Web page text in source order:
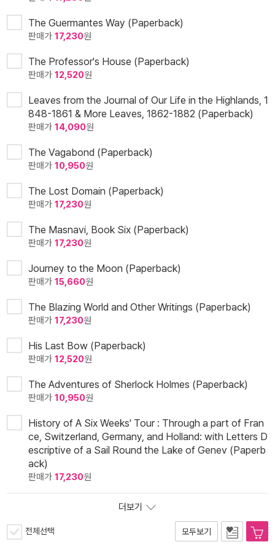
The Guermantes Way (Paperback)
판매가 17,230원
The Professor's House (Paperback)
판매가 12,520원
Leaves from the Journal of Our Life in the Highlands, 1
848-1861 & More Leaves, 1862-1882 (Paperback)
판매가 14,090원
The Vagabond (Paperback)
판매가 10,950원
The Lost Domain (Paperback)
판매가 17,230원
The Masnavi, Book Six (Paperback)
판매가 17,230원
Journey to the Moon (Paperback)
판매가 15,660원
The Blazing World and Other Writings (Paperback)
판매가 17,230원
His Last Bow (Paperback)
판매가 12,520원
The Adventures of Sherlock Holmes (Paperback)
판매가 10,950원
History of A Six Weeks' Tour : Through a part of Fran
ce, Switzerland, Germany, and Holland: with Letters D
escriptive of a Sail Round the Lake of Genev (Paperb
ack)
판매가 17,230원
더보기
전체선택 모두보기